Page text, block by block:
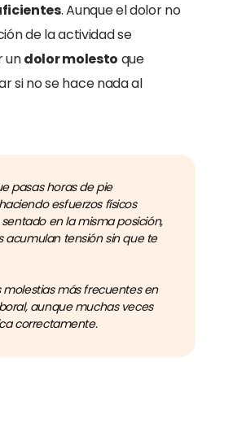
. Aunque el dolor no
de la actividad se
undolor molesto que
si no se hace nada al
pasas horas de pie
esfuerzos físicos
en la misma posición,
acumulan tensión sin que te
molestias más frecuentes en
aunque muchas veces
correctamente.